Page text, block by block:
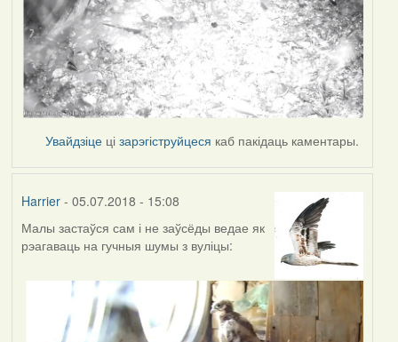
Увайдзіце цізарэгіструйцеся каб пакідаць каментары.
Harrier- 05.07.2018 - 15:08
Малы застаўся сам і не заўсёды ведае як
рэагаваць на гучныя шумы з вуліцы: